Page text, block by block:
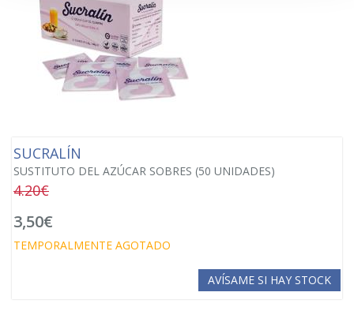
SUCRALÍN
SUSTITUTO DEL AZÚCAR SOBRES (50 UNIDADES)
4.20€
3,50€
TEMPORALMENTE AGOTADO
AVÍSAME SI HAY STOCK